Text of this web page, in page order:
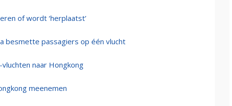
of wordt ‘herplaatst’
besmette passagiers op één vlucht
naar Hongkong
meenemen